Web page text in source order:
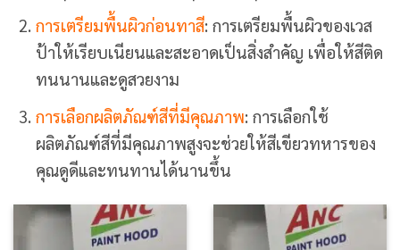
การเตรียมพื้นผิวก่อนทาสี: การเตรียมพื้นผิวของเวส
ป้าให้เรียบเนียนและสะอาดเป็นสิ่งสำคัญ เพื่อให้สีติด
ทนนานและดูสวยงาม
การเลือกผลิตภัณฑ์สีที่มีคุณภาพ: การเลือกใช้
ผลิตภัณฑ์สีที่มีคุณภาพสูงจะช่วยให้สีเขียวทหารของ
คุณดูดีและทนทานได้นานขึ้น